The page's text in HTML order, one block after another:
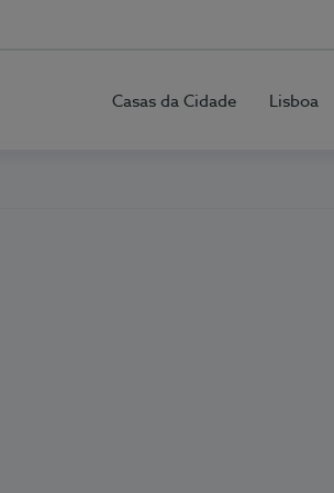
Casas da Cidade Lisboa